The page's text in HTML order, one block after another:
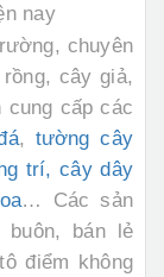
nay
chuyên
cây giả,
cung cấp các
, tường cây
trí, cây dây
… Các sản
buôn, bán lẻ
điểm không